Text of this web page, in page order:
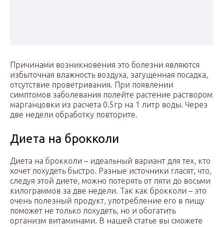
Причинами возникновения это болезни являются
избыточная влажность воздуха, загущенная посадка,
отсутствие проветривания. При появлении
симптомов заболевания полейте растение раствором
марганцовки из расчета 0.5гр на 1 литр воды. Через
две недели обработку повторите.
Диета на брокколи
Диета на брокколи – идеальный вариант для тех, кто
хочет похудеть быстро. Разные источники гласят, что,
следуя этой диете, можно потерять от пяти до восьми
килограммов за две недели. Так как брокколи – это
очень полезный продукт, употребление его в пищу
поможет не только похудеть, но и обогатить
организм витаминами. В нашей статье вы сможете